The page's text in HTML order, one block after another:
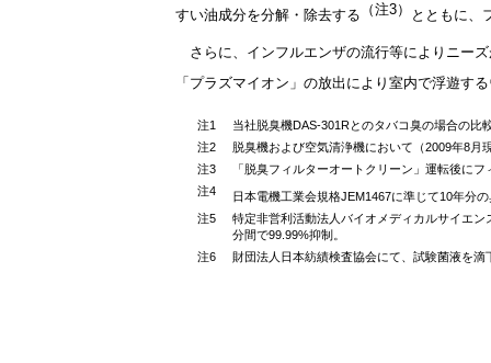
すい油成分を分解・除去する （注3） とともに、
さらに、インフルエンザの流行等によりニー
「プラズマイオン」の放出により室内で浮遊す
注1
当社脱臭機DAS-301Rとのタバコ臭の場合の
注2
脱臭機および空気清浄機において（2009年8月
注3
「脱臭フィルターオートクリーン」運転後に
注4
日本電機工業会規格JEM1467に準じて10年分
注5
特定非営利活動法人バイオメディカルサイエ
分間で99.99%抑制。
注6
財団法人日本紡績検査協会にて、試験菌液を